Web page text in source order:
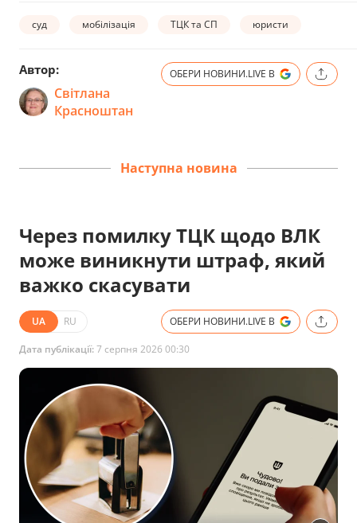
суд мобілізація ТЦК та СП юристи
Автор:
Світлана
Красноштан
ОБЕРИ НОВИНИ.LIVE В
Наступна новина
Через помилку ТЦК щодо ВЛК
може виникнути штраф, який
важко скасувати
UA RU ОБЕРИ НОВИНИ.LIVE В
Дата публікації:7 серпня 2026 00:30